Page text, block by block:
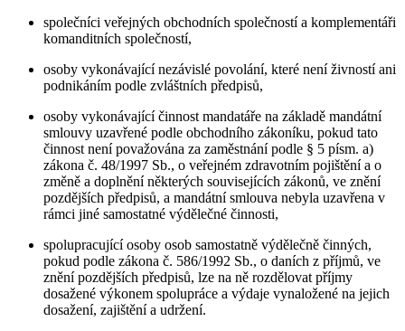
společníci veřejných obchodních společností a komplementáři
komanditních společností,
osoby vykonávající nezávislé povolání, které není živností ani
podnikáním podle zvláštních předpisů,
osoby vykonávající činnost mandatáře na základě mandátní
smlouvy uzavřené podle obchodního zákoníku, pokud tato
činnost není považována za zaměstnání podle § 5 písm. a)
zákona č. 48/1997 Sb., o veřejném zdravotním pojištění a o
změně a doplnění některých souvisejících zákonů, ve znění
pozdějších předpisů, a mandátní smlouva nebyla uzavřena v
rámci jiné samostatné výdělečné činnosti,
spolupracující osoby osob samostatně výdělečně činných,
pokud podle zákona č. 586/1992 Sb., o daních z příjmů, ve
znění pozdějších předpisů, lze na ně rozdělovat příjmy
dosažené výkonem spolupráce a výdaje vynaložené na jejich
dosažení, zajištění a udržení.